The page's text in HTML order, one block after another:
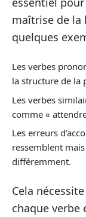
maîtrise de la
quelques
Les verbes
la structure de la
Les verbes
comme «
Les erreurs
ressemblent
différemment.
Cela
chaque verbe